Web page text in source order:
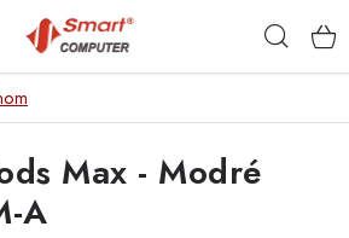
Max - Modré
A